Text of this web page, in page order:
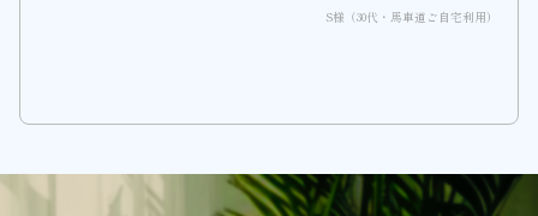
S様（30代・馬車道ご自宅利用）